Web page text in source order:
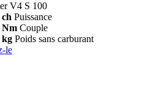
V4 S 100
ch Puissance
Nm Couple
kg Poids sans carburant
le